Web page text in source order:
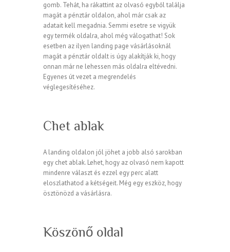
gomb. Tehát, ha rákattint az olvasó egyből találja
magát a pénztár oldalon, ahol már csak az
adatait kell megadnia. Semmi esetre se vigyük
egy termék oldalra, ahol még válogathat! Sok
esetben az ilyen landing page vásárlásoknál
magát a pénztár oldalt is úgy alakítják ki, hogy
onnan már ne lehessen más oldalra eltévedni.
Egyenes út vezet a megrendelés
véglegesítéséhez.
Chet ablak
A landing oldalon jól jöhet a jobb alsó sarokban
egy chet ablak. Lehet, hogy az olvasó nem kapott
mindenre választ és ezzel egy perc alatt
eloszlathatod a kétségeit. Még egy eszköz, hogy
ösztönözd a vásárlásra.
Köszönő oldal